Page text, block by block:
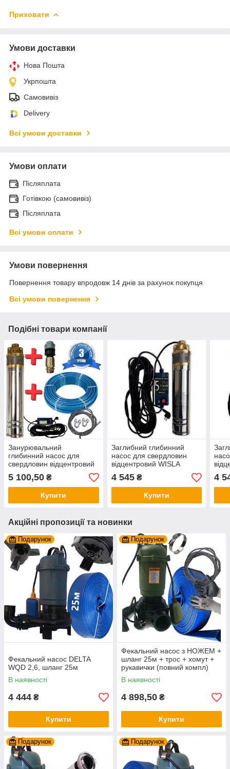
Приховати
Умови доставки
Нова Пошта
Укрпошта
Самовивіз
Delivery
Всі умови доставки
Умови оплати
Післяплата
Готівкою (самовивіз)
Післяплата
Всі умови оплати
Умови повернення
Повернення товару впродовж 14 днів за рахунок покупця
Всі умови повернення
Подібні товари компанії
Занурювальний
глибинний насос для
свердловин відцентровий
4SKM-100 WATERS
Повний комплект, гарантія
3 роки
5 100,50 ₴
Купити
Заглибний глибинний
насос для свердловин
відцентровий WISLA
4SKM-100 — 0,75 кВт 5
ЛІТ ГАРАНТІЇ
4 545₴
Купити
ЛІТ
4
Акційні пропозиції та новинки
Подарунок
Фекальний насос DELTA
WQD 2,6, шланг 25м
В наявності
4 444 ₴
Купити
Подарунок
Фекальний насос з НОЖЕМ +
шланг 25м + трос + хомут +
рукавички (повний компл)
WISLA WQD 2.6 чавун
В наявності
4 898,50 ₴
Купити
Подарунок Подарунок